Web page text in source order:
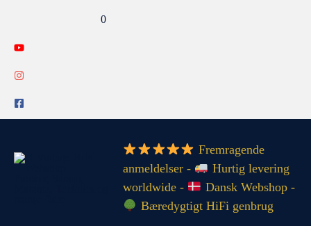
indholdet
0
Fremragende
anmeldelser -
Hurtig levering
worldwide -
Dansk Webshop -
Bæredygtigt HiFi genbrug
INFO